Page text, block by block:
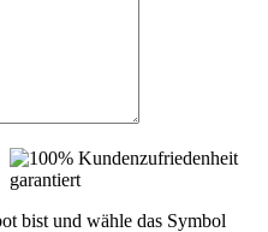
bist und wähle das Symbol